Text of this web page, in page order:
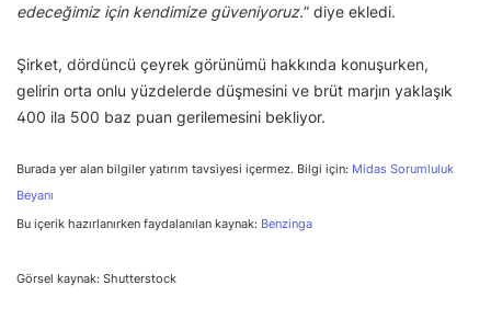
edeceğimiz için kendimize güveniyoruz.” diye ekledi.
Şirket, dördüncü çeyrek görünümü hakkında konuşurken,
gelirin orta onlu yüzdelerde düşmesini ve brüt marjın yaklaşık
400 ila 500 baz puan gerilemesini bekliyor.
Burada yer alan bilgiler yatırım tavsiyesi içermez. Bilgi için: Midas Sorumluluk
Beyanı
Bu içerik hazırlanırken faydalanılan kaynak: Benzinga
Görsel kaynak: Shutterstock